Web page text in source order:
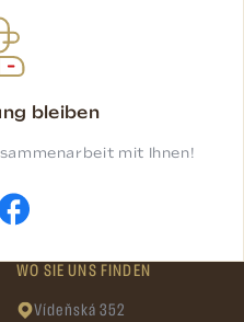
bleiben
mit Ihnen!
WO SIE UNS FINDEN
Vídeňská 352